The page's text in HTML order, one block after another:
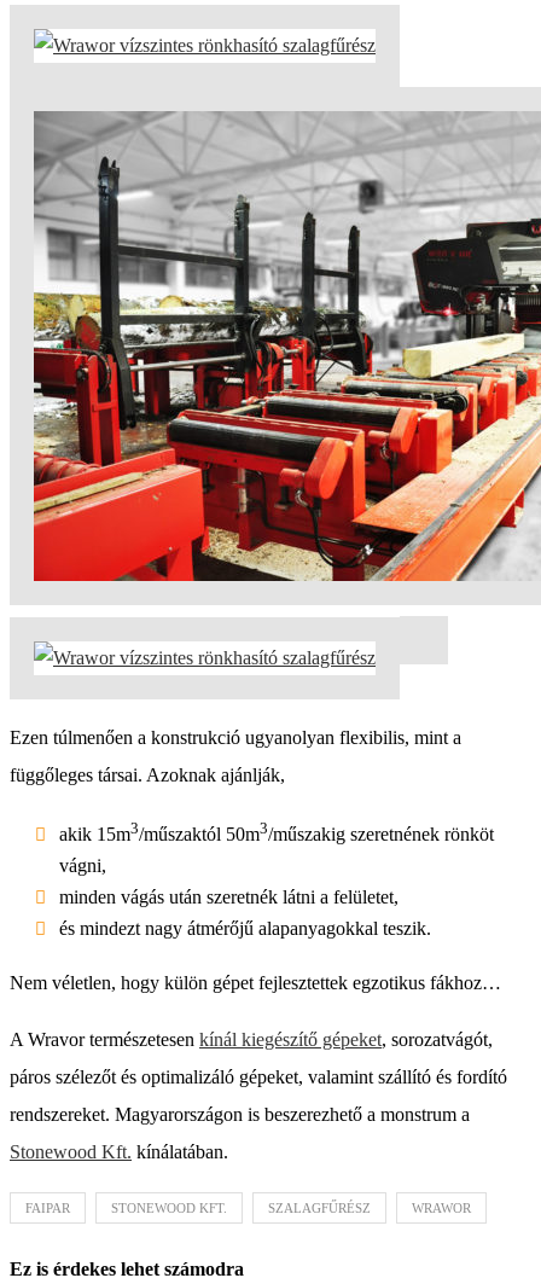
Ezen túlmenően a konstrukció ugyanolyan flexibilis, mint a
függőleges társai. Azoknak ajánlják,
akik 15m3/műszaktól 50m3/műszakig szeretnének rönköt
vágni,
minden vágás után szeretnék látni a felületet,
és mindezt nagy átmérőjű alapanyagokkal teszik.
Nem véletlen, hogy külön gépet fejlesztettek egzotikus fákhoz…
A Wravor természetesen kínál kiegészítő gépeket, sorozatvágót,
páros szélezőt és optimalizáló gépeket, valamint szállító és fordító
rendszereket. Magyarországon is beszerezhető a monstrum a
Stonewood Kft. kínálatában.
FAIPAR STONEWOOD KFT. SZALAGFŰRÉSZ WRAWOR
Ez is érdekes lehet számodra